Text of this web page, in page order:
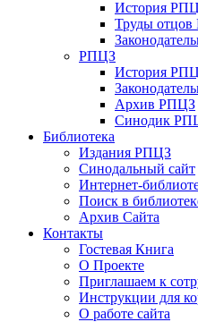
История РПЦ
Труды
РПЦЗ
История
Архив РПЦЗ
Синодик
Библиотека
Издания РПЦЗ
Синодальный сайт
Интернет-
Поиск в
Архив Сайта
Контакты
Гостевая Книга
О Проекте
Приглашаем к
Инструкции для
О работе сайта